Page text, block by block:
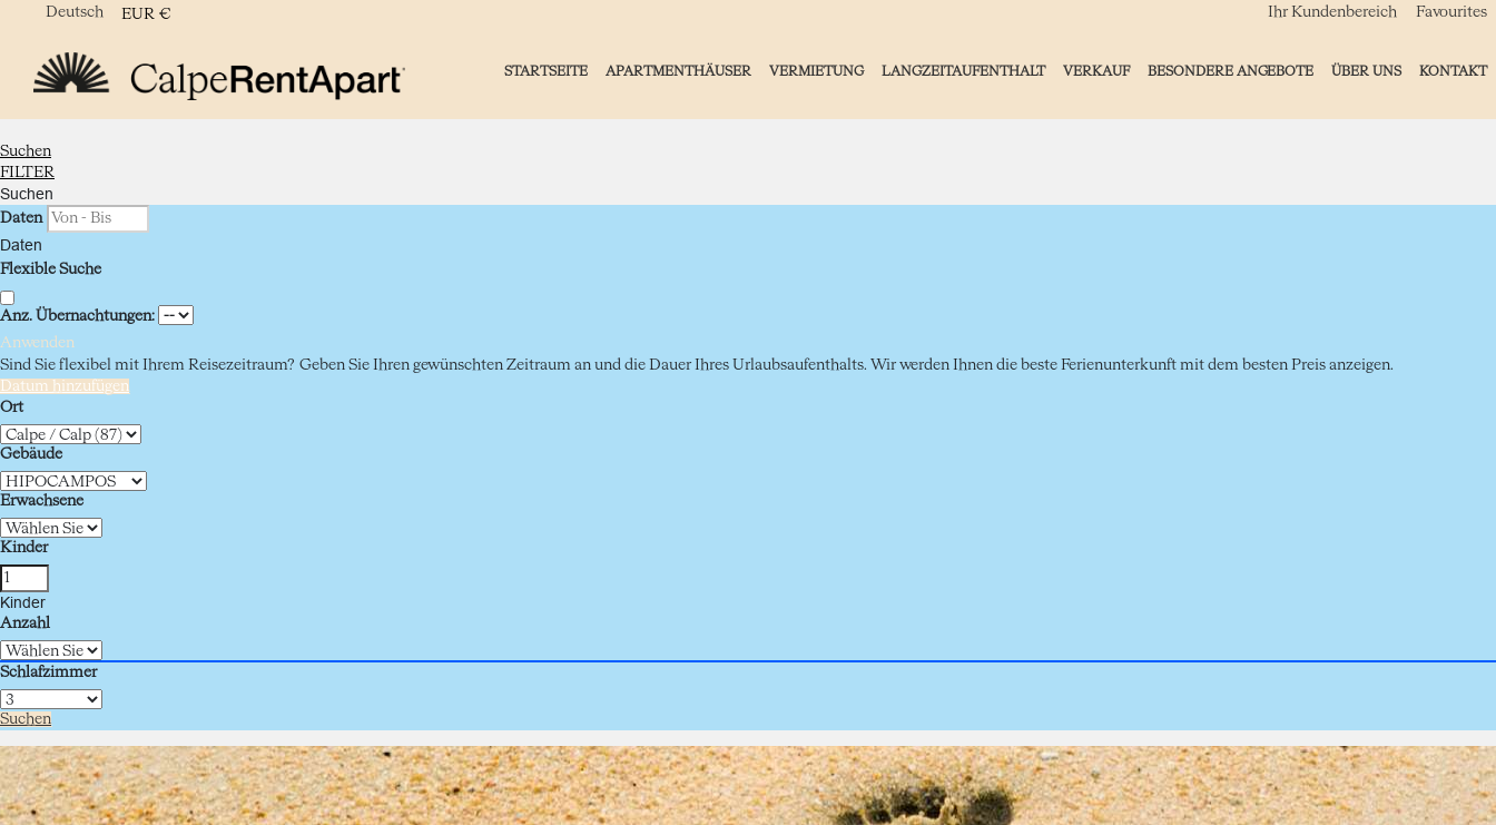
Deutsch EUR € Favourites
Ihr Kundenbereich
STARTSEITE APARTMENTHÄUSER VERMIETUNG LANGZEITAUFENTHALT VERKAUF BESONDERE ANGEBOTE ÜBER UNS KONTAKT
Suchen
FILTER
Suchen
Daten
Daten
Flexible Suche
Anz. Übernachtungen:
Anwenden
Sind Sie flexibel mit Ihrem Reisezeitraum? Geben Sie Ihren gewünschten Zeitraum an und die Dauer Ihres Urlaubsaufenthalts. Wir werden Ihnen die beste Ferienunterkunft mit dem besten Preis anzeigen.
Datum hinzufügen
Ort
Gebäude
Erwachsene
Kinder
Kinder
Anzahl
Schlafzimmer
Suchen